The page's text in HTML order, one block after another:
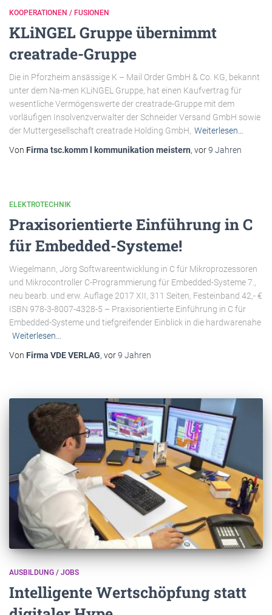
KOOPERATIONEN / FUSIONEN
KLiNGEL Gruppe übernimmt
creatrade-Gruppe
Die in Pforzheim ansässige K – Mail Order GmbH & Co. KG, bekannt
unter dem Na-men KLiNGEL Gruppe, hat einen Kaufvertrag für
wesentliche Vermögenswerte der creatrade-Gruppe mit dem
vorläufigen Insolvenzverwalter der Schneider Versand GmbH sowie
der Muttergesellschaft creatrade Holding GmbH, Weiterlesen…
Von Firma tsc.komm l kommunikation meistern, vor9 Jahren
ELEKTROTECHNIK
Praxisorientierte Einführung in C
für Embedded-Systeme!
Wiegelmann, Jörg Softwareentwicklung in C für Mikroprozessoren
und Mikrocontroller C-Programmierung für Embedded-Systeme 7.,
neu bearb. und erw. Auflage 2017 XII, 311 Seiten, Festeinband 42,- €
ISBN 978-3-8007-4328-5 – Praxisorientierte Einführung in C für
Embedded-Systeme und tiefgreifender Einblick in die hardwarenahe
Weiterlesen…
Von Firma VDE VERLAG, vor9 Jahren
AUSBILDUNG / JOBS
Intelligente Wertschöpfung statt